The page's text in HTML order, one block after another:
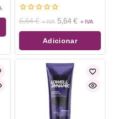
0
de
5
6,64€ 5,64 €
Adicionar